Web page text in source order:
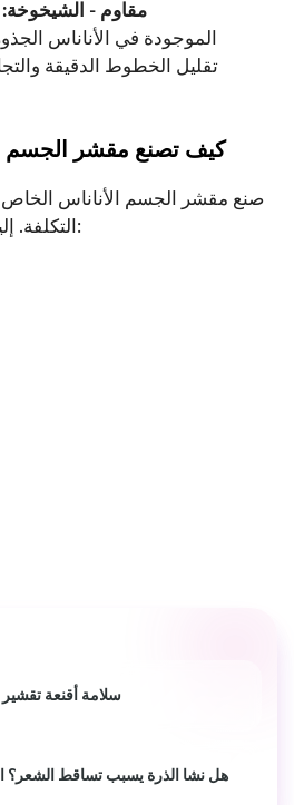
مقاوم - الشيخوخة:
الموجودة في الأناناس
تقليل الخطوط الدقيقة
كيف تصنع مقشر الجسم
صنع مقشر الجسم الأناناس
التكلفة. إليك وصفة بسيطة لتجربتها:
سلامة أقنعة تقشير
هل نشا الذرة يسبب تساقط